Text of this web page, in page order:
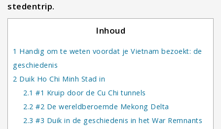
stedentrip.
Inhoud
1 Handig om te weten voordat je Vietnam bezoekt: de
geschiedenis
2 Duik Ho Chi Minh Stad in
2.1 #1 Kruip door de Cu Chi tunnels
2.2 #2 De wereldberoemde Mekong Delta
2.3 #3 Duik in de geschiedenis in het War Remnants